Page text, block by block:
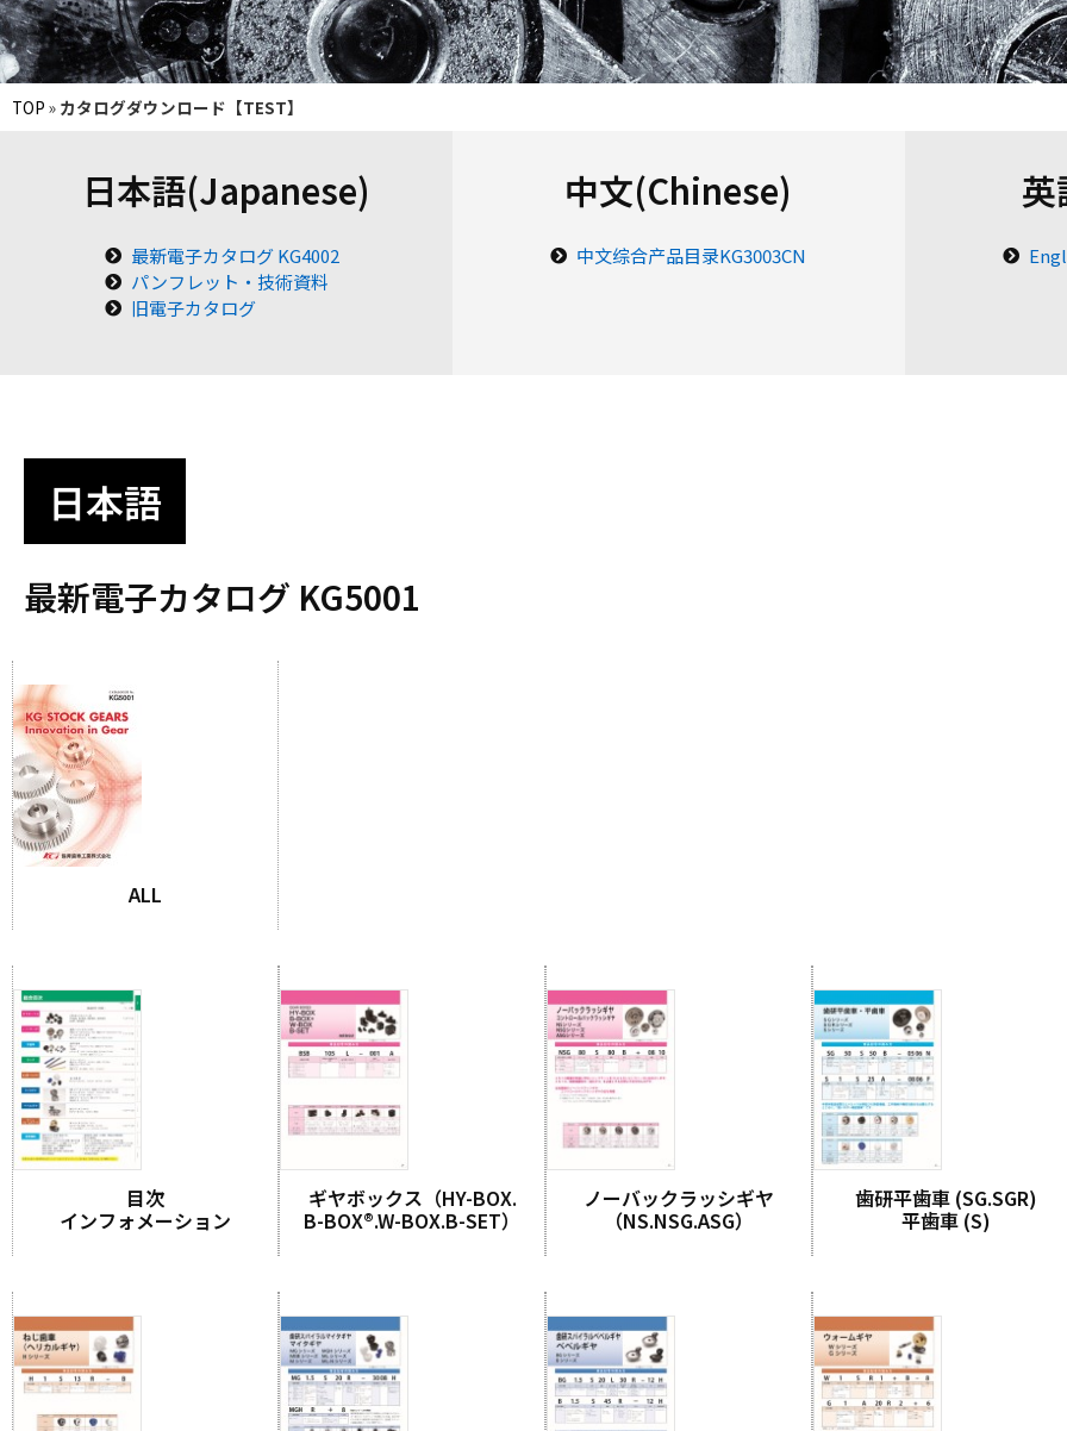
TOP » カタログダウンロード【TEST】
日本語(Japanese)
最新電子カタログ KG4002
パンフレット・技術資料
旧電子カタログ
中文(Chinese)
中文综合产品目录KG3003CN
日本語
最新電子カタログ KG5001
ALL
目次
インフォメーション
ギヤボックス（HY-BOX.
B-BOX®.W-BOX.B-SET）
ノーバックラッシギヤ
（NS.NSG.ASG）
歯研平歯車 (SG.SGR)
平歯車 (S)